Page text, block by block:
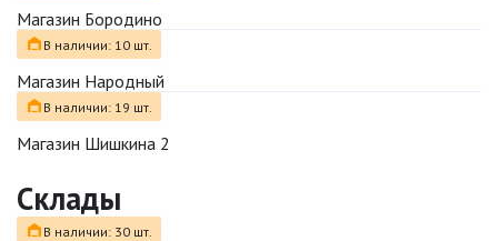
Магазин Бородино
В наличии: 10 шт.
Магазин Народный
В наличии: 19 шт.
Магазин Шишкина 2
Склады
В наличии: 30 шт.